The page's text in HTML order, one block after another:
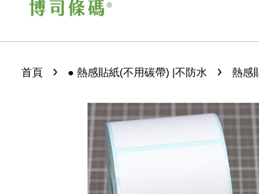
首頁 › ● 熱感貼紙(不用碳帶) |不防水 › 熱感